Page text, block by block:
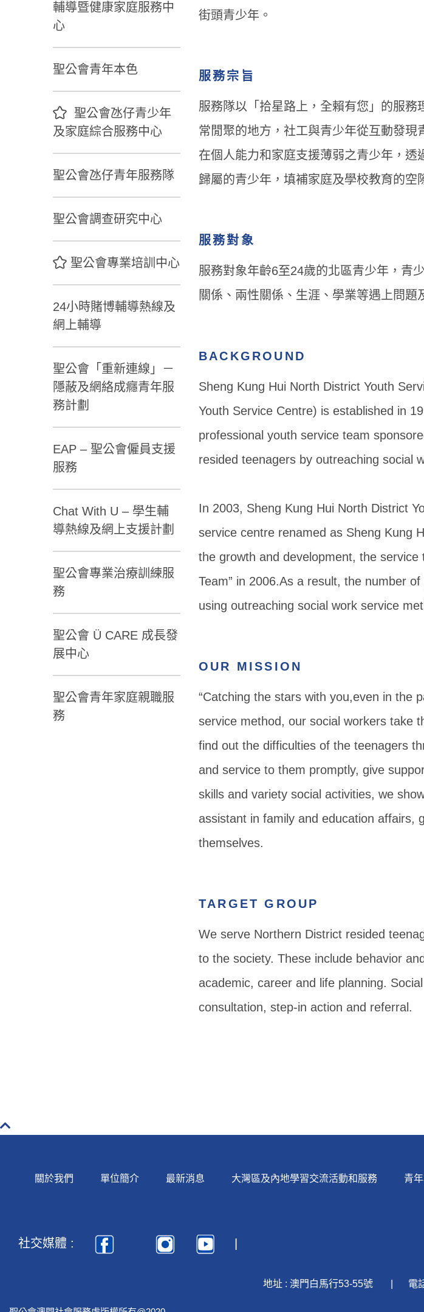
輔導暨健康家庭服務中
心
聖公會青年本色
聖公會氹仔青少年
及家庭綜合服務中心
聖公會氹仔青年服務隊
聖公會調查研究中心
聖公會專業培訓中心
24小時賭博輔導熱線及
網上輔導
聖公會「重新連線」－
隱蔽及網絡成癮青年服
務計劃
EAP – 聖公會僱員支援
服務
Chat With U – 學生輔
導熱線及網上支援計劃
聖公會專業治療訓練服
務
聖公會 Ü CARE 成長發
展中心
聖公會青年家庭親職服
務
街頭青少年。
服務宗旨
服務隊以「拾星路上，全賴有您」的服
常閒聚的地方，社工與青少年從互動發
在個人能力和家庭支援薄弱之青少年，
歸屬的青少年，填補家庭及學校教育的空
服務對象
服務對象年齡6至24歲的北區青少年，青
關係、兩性關係、生涯、學業等遇上問
BACKGROUND
Sheng Kung Hui North District Youth
Youth Service Centre) is established in
professional youth service team
resided teenagers by outreaching social
In 2003, Sheng Kung Hui North District
service centre renamed as Sheng Kung
the growth and development, the
Team” in 2006.As a result, the number
using outreaching social work service
OUR MISSION
“Catching the stars with you,even in the
service method, our social workers take
find out the difficulties of the teenagers
and service to them promptly, give
skills and variety social activities, we
assistant in family and education affairs,
themselves.
TARGET GROUP
We serve Northern District resided
to the society. These include behavior
academic, career and life planning.
consultation, step-in action and referral.
關於我們 單位簡介 最新消息 大灣區及內地學習交流活動和服務 青
社交媒體 :
地址 : 澳門白馬行53-55號 電